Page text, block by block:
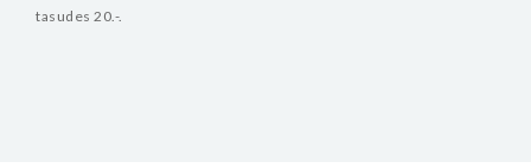
tasudes 20.-.